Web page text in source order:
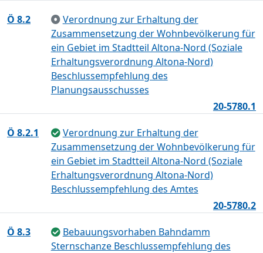
Ö 8.2
Verordnung zur Erhaltung der
Zusammensetzung der Wohnbevölkerung für
ein Gebiet im Stadtteil Altona-Nord (Soziale
Erhaltungsverordnung Altona-Nord)
Beschlussempfehlung des
Planungsausschusses
20-5780.1
Ö 8.2.1
Verordnung zur Erhaltung der
Zusammensetzung der Wohnbevölkerung für
ein Gebiet im Stadtteil Altona-Nord (Soziale
Erhaltungsverordnung Altona-Nord)
Beschlussempfehlung des Amtes
20-5780.2
Ö 8.3
Bebauungsvorhaben Bahndamm
Sternschanze Beschlussempfehlung des